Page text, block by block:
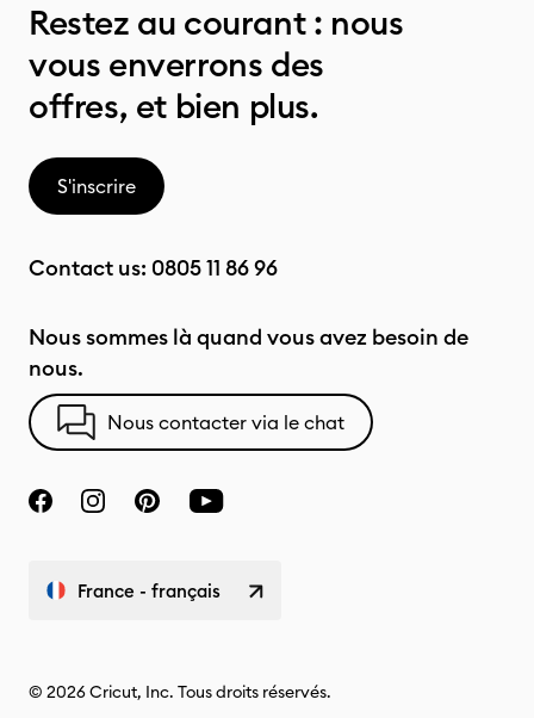
Restez au courant : nous
vous enverrons des
offres, et bien plus.
S'inscrire
Contact us: 0805 11 86 96
Nous sommes là quand vous avez besoin de
nous.
Nous contacter via le chat
France - français
© 2026 Cricut, Inc. Tous droits réservés.